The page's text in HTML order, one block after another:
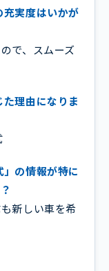
実度はいかが
で、スムーズ
理由になりま
の情報が特に
新しい車を希